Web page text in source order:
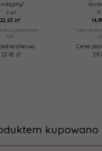
2 szt.
22,63 zł*
z podatkiem
VAT
22.63 zł
14,
* cena
Cena
kupowano